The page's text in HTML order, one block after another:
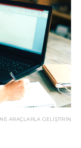
ARAÇLARLA GELIŞTIRIN